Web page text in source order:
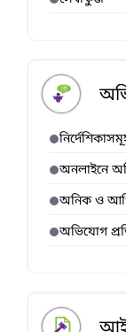
অনলাইনে
অনিক ও
অভিযোগ